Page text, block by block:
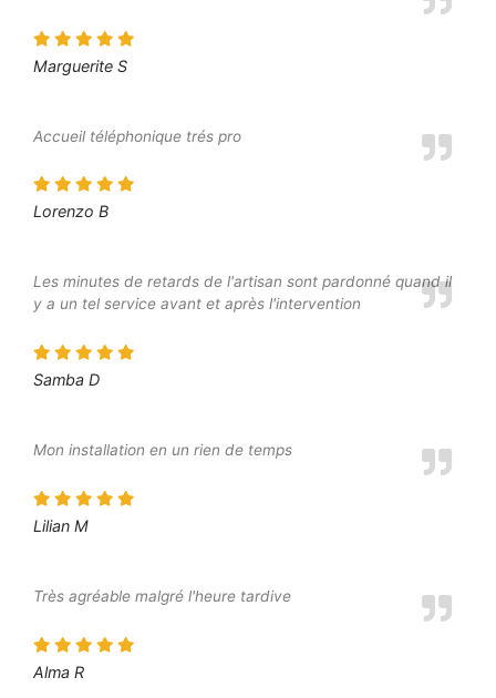
Marguerite S
Accueil téléphonique trés pro
Lorenzo B
Les minutes de retards de l'artisan sont pardonné quand il
y a un tel service avant et après l'intervention
Samba D
Mon installation en un rien de temps
Lilian M
Très agréable malgré l'heure tardive
Alma R